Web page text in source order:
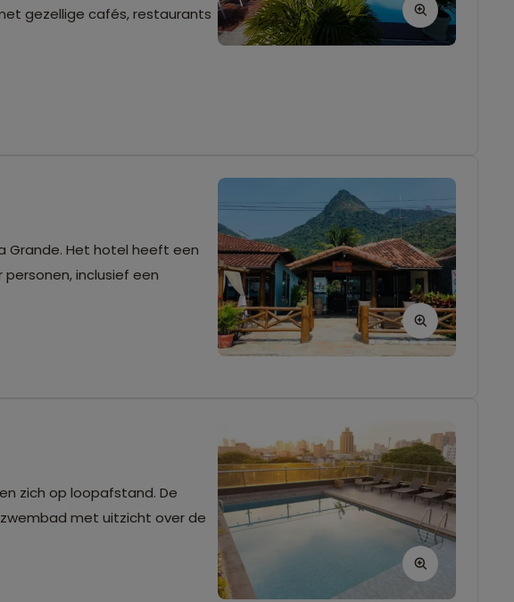
gezellige cafés, restaurants
Grande. Het hotel heeft een
inclusief een
zich op loopafstand. De
met uitzicht over de